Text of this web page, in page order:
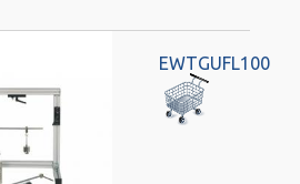
EWTGUFL100